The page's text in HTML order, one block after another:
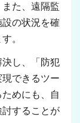
た、遠隔監
の状況を確
。
し、「防犯
できるツー
めにも、自
することが